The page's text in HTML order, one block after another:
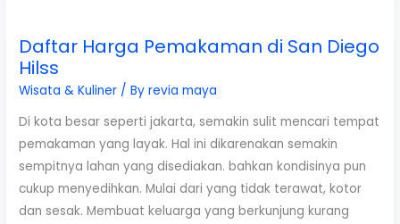
Estate
San
Diego
Daftar Harga Pemakaman di San Diego
Hilss
Wisata & Kuliner / Byrevia maya
Di kota besar seperti jakarta, semakin sulit mencari tempat
pemakaman yang layak. Hal ini dikarenakan semakin
sempitnya lahan yang disediakan. bahkan kondisinya pun
cukup menyedihkan. Mulai dari yang tidak terawat, kotor
dan sesak. Membuat keluarga yang berkunjung kurang